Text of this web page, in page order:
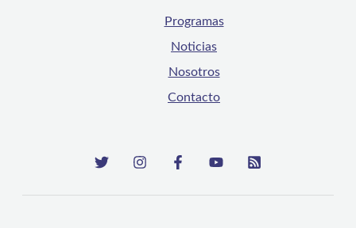
Programas
Noticias
Nosotros
Contacto